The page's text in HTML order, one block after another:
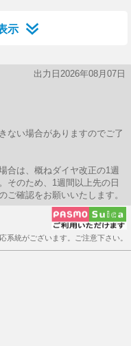
示
出力日2026年08月07日
い場合がありますのでご了
合は、概ねダイヤ改正の1週
そのため、1週間以上先の日
ご確認をお願いいたします。
系統がございます。ご注意下さい。